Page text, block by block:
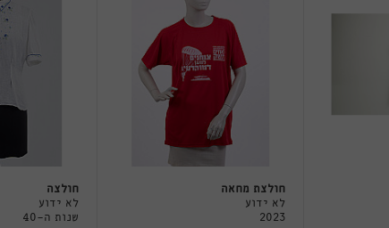
חולצת מחאה
לא ידוע
2023
חולצה
לא ידוע
שנות ה-40